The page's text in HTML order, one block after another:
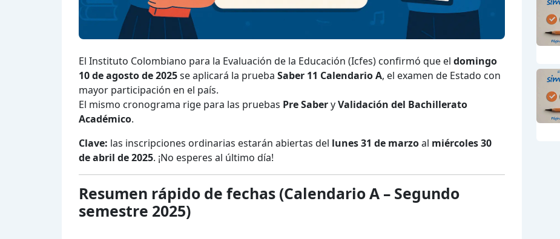
El Instituto Colombiano para la Evaluación de la Educación (Icfes) confirmó que el domingo
10 de agosto de 2025se aplicará la prueba Saber 11 Calendario A, el examen de Estado con
mayor participación en el país.
El mismo cronograma rige para las pruebas Pre SaberyValidación del Bachillerato
Académico.
Clave: las inscripciones ordinarias estarán abiertas del lunes 31 de marzoal miércoles 30
de abril de 2025. ¡No esperes al último día!
Resumen rápido de fechas (Calendario A – Segundo
semestre 2025)